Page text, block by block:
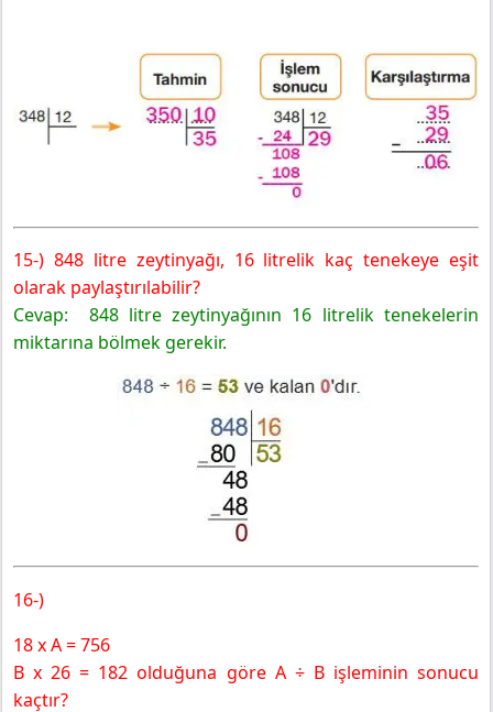
15-) 848 litre zeytinyağı, 16 litrelik kaç tenekeye eşit
olarak paylaştırılabilir?
Cevap: 848 litre zeytinyağının 16 litrelik tenekelerin
miktarına bölmek gerekir.
16-)
18 x A = 756
B x 26 = 182 olduğuna göre A ÷ B işleminin sonucu
kaçtır?